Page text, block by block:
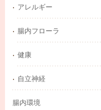
アレルギー
腸内フローラ
健康
自立神経
腸内環境